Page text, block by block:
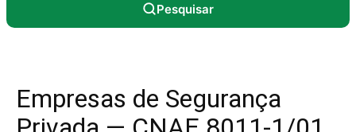
Pesquisar
Empresas de Segurança